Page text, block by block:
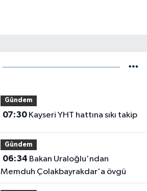
Gündem
07:30 Kayseri YHT hattına sıkı takip
Gündem
06:34
Memduh Çolakbayrakdar'a övgü